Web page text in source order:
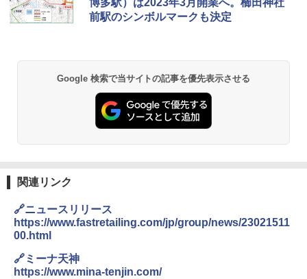
前駅のシンボルマークも決定
Google 検索で当サイトの記事を優先表示させる
関連リンク
🔗ニュースリリース
https://www.fastretailing.com/jp/group/news/23021511
00.html
🔗ミーナ天神
https://www.mina-tenjin.com/